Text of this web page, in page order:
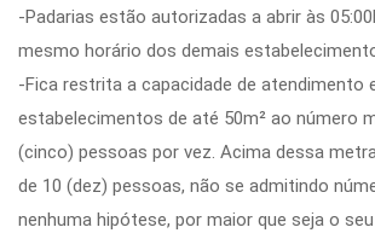
-Padarias estão autorizadas a abrir às
mesmo horário dos demais
-Fica restrita a capacidade de atendimento
estabelecimentos de até 50m² ao número
(cinco) pessoas por vez. Acima dessa
de 10 (dez) pessoas, não se admitindo
nenhuma hipótese, por maior que seja o